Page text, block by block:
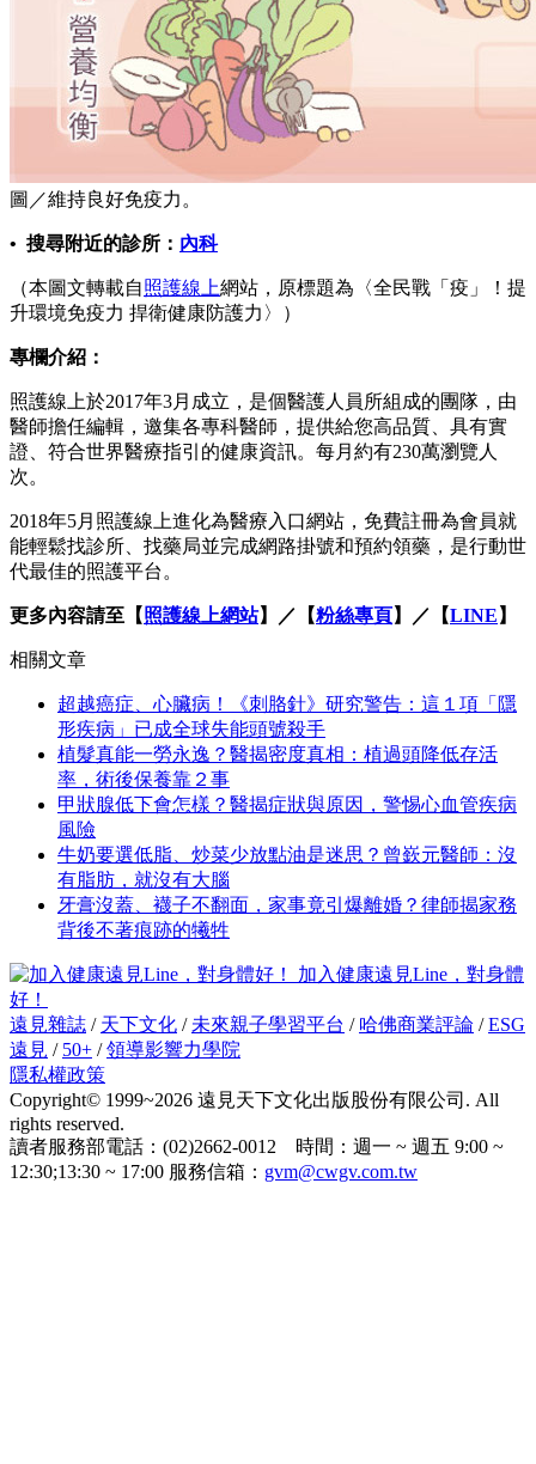
圖／維持良好免疫力。
• 搜尋附近的診所： 內科
（本圖文轉載自照護線上網站，原標題為〈全民戰「疫」！提
升環境免疫力 捍衛健康防護力〉）
專欄介紹：
照護線上於2017年3月成立，是個醫護人員所組成的團隊，由
醫師擔任編輯，邀集各專科醫師，提供給您高品質、具有實
證、符合世界醫療指引的健康資訊。每月約有230萬瀏覽人
次。
2018年5月照護線上進化為醫療入口網站，免費註冊為會員就
能輕鬆找診所、找藥局並完成網路掛號和預約領藥，是行動世
代最佳的照護平台。
更多內容請至【照護線上網站】／【粉絲專頁】／【LINE 】
相關文章
超越癌症、心臟病！《刺胳針》研究警告：這１項「隱
形疾病」已成全球失能頭號殺手
植髮真能一勞永逸？醫揭密度真相：植過頭降低存活
率，術後保養靠２事
甲狀腺低下會怎樣？醫揭症狀與原因，警惕心血管疾病
風險
牛奶要選低脂、炒菜少放點油是迷思？曾嶔元醫師：沒
有脂肪，就沒有大腦
牙膏沒蓋、襪子不翻面，家事竟引爆離婚？律師揭家務
背後不著痕跡的犧牲
加入健康遠見Line，對身體
好！
遠見雜誌 / 天下文化 / 未來親子學習平台 / 哈佛商業評論 /ESG
遠見 / 50+ /領導影響力學院
隱私權政策
Copyright© 1999~2026 遠見天下文化出版股份有限公司. All
rights reserved.
讀者服務部電話：(02)2662-0012 時間：週一 ~ 週五 9:00 ~
12:30;13:30 ~ 17:00 服務信箱： gvm@cwgv.com.tw